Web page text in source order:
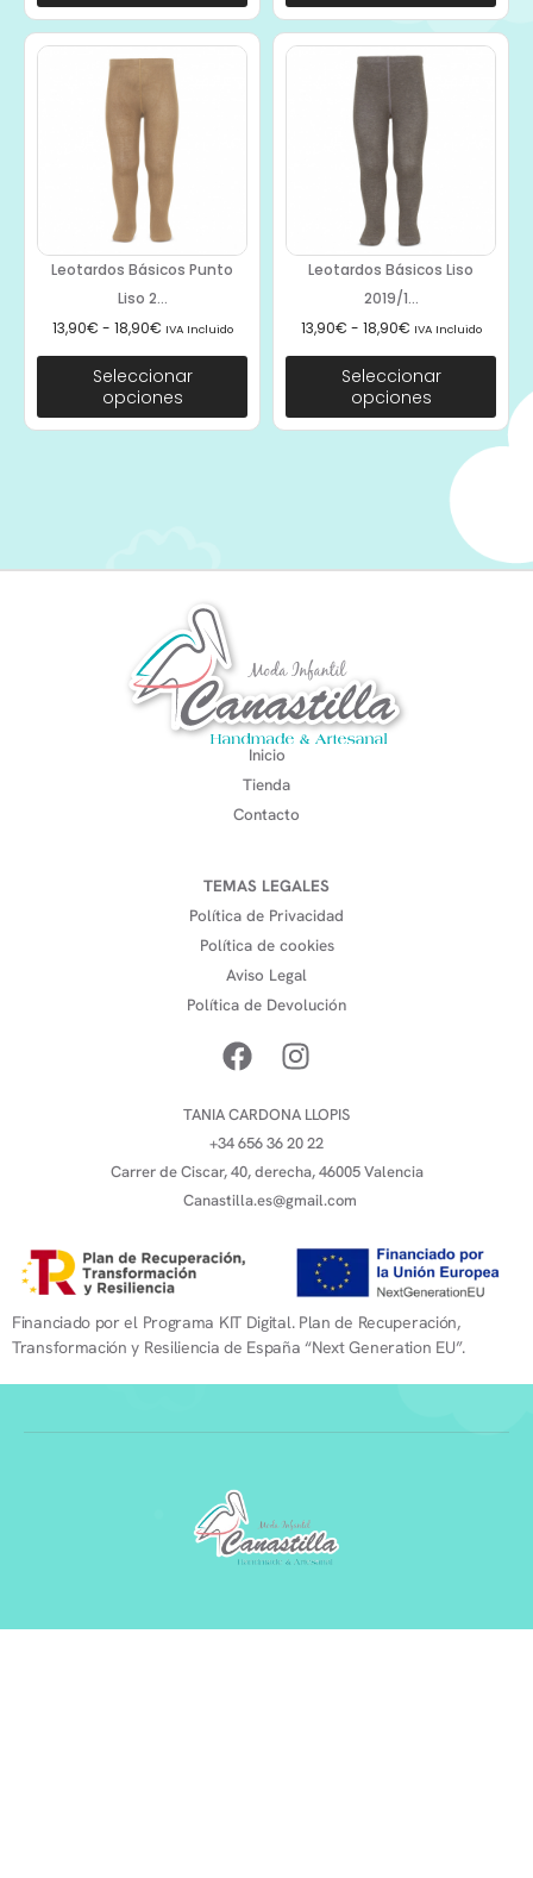
Leotardos Básicos Punto
Liso 2...
13,90€ - 18,90€ IVA Incluido
Seleccionar
opciones
Leotardos Básicos Liso
2019/1...
13,90€ - 18,90€ IVA Incluido
Seleccionar
opciones
Inicio
Tienda
Contacto
TEMAS LEGALES
Política de Privacidad
Política de cookies
Aviso Legal
Política de Devolución
TANIA CARDONA LLOPIS
+34 656 36 20 22
Carrer de Ciscar, 40, derecha, 46005 Valencia
Canastilla.es@gmail.com
Financiado por el Programa KIT Digital. Plan de Recuperación,
Transformación y Resiliencia de España “Next Generation EU”.